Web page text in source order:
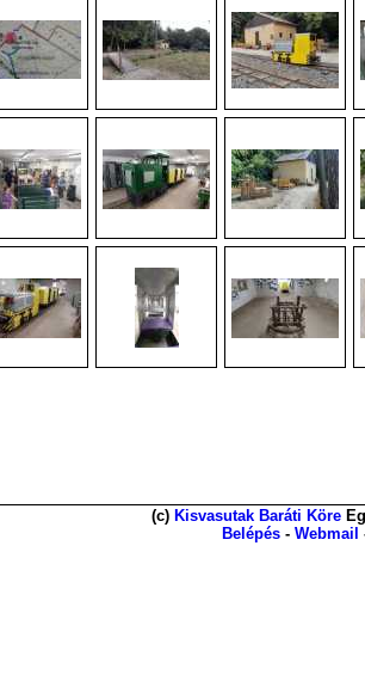
(c) Kisvasutak Baráti Köre
Belépés - Webmail